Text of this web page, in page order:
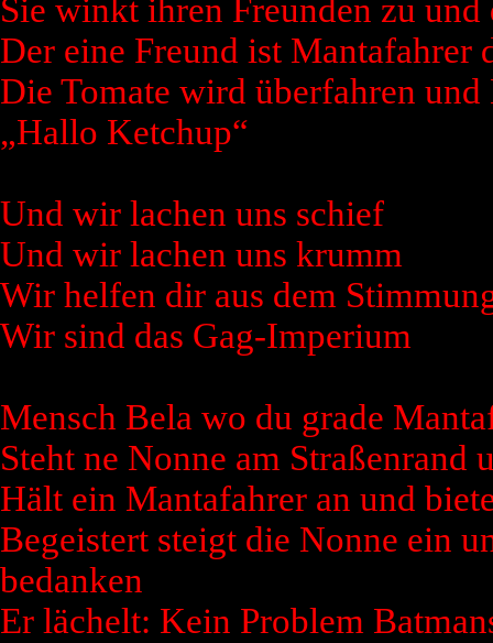
Sie winkt ihren Freunden zu
Der eine Freund ist Mantafahrer
Die Tomate wird überfahren
„Hallo Ketchup“
Und wir lachen uns schief
Und wir lachen uns krumm
Wir helfen dir aus dem
Wir sind das Gag-Imperium
Mensch Bela wo du grade
Steht ne Nonne am Straßenrand
Hält ein Mantafahrer an und
Begeistert steigt die Nonne ein
bedanken
Er lächelt: Kein Problem